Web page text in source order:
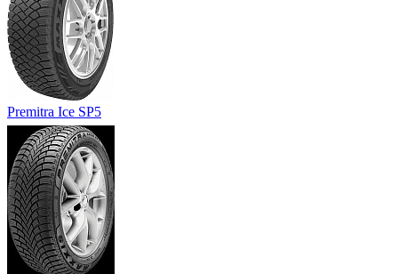
Premitra Ice SP5